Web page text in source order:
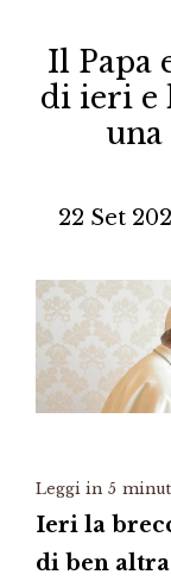
Il Papa
di ieri e
22 Set
Leggi in 5
Ieri la
di ben